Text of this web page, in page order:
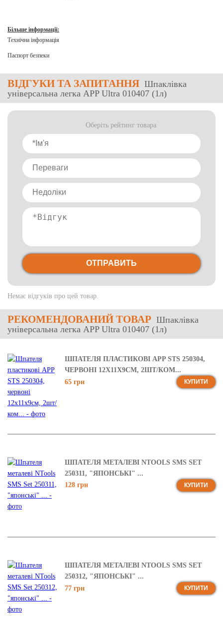
Більше інформації:
Технічна інформація
Паспорт безпеки
ВІДГУКИ ТА ЗАПИТАННЯ Шпаклівка
універсальна легка APP Ultra 010407 (1л)
Немає відгуків про цей товар.
Оберіть рейтинг товара
ОТПРАВИТЬ
РЕКОМЕНДОВАНИЙ ТОВАР Шпаклівка
універсальна легка APP Ultra 010407 (1л)
ШПАТЕЛЯ ПЛАСТИКОВІ APP STS 250304,
ЧЕРВОНІ 12X11X9СМ, 2ШТ/КОМ...
65 грн
КУПИТИ
ШПАТЕЛЯ МЕТАЛЕВІ NTOOLS SMS SET
250311, "ЯПОНСЬКІ" ...
128 грн
КУПИТИ
ШПАТЕЛЯ МЕТАЛЕВІ NTOOLS SMS SET
250312, "ЯПОНСЬКІ" ...
77 грн
КУПИТИ